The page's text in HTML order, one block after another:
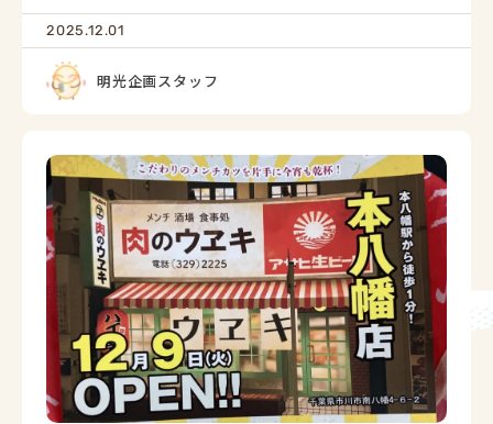
2025.12.01
明光企画スタッフ